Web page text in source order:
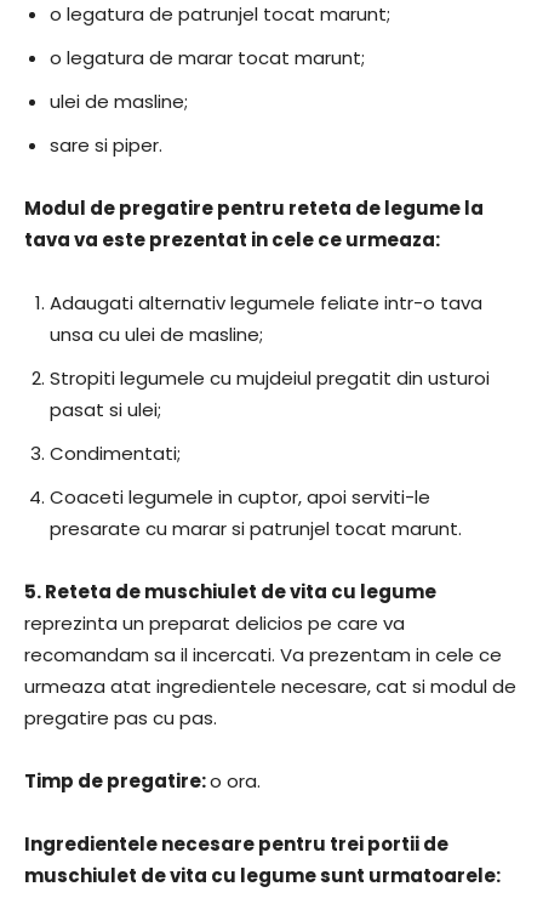
o legatura de patrunjel tocat marunt;
o legatura de marar tocat marunt;
ulei de masline;
sare si piper.
Modul de pregatire pentru reteta de legume la
tava va este prezentat in cele ce urmeaza:
Adaugati alternativ legumele feliate intr-o tava
unsa cu ulei de masline;
Stropiti legumele cu mujdeiul pregatit din usturoi
pasat si ulei;
Condimentati;
Coaceti legumele in cuptor, apoi serviti-le
presarate cu marar si patrunjel tocat marunt.
5.Reteta de muschiulet de vita cu legume
reprezinta un preparat delicios pe care va
recomandam sa il incercati. Va prezentam in cele ce
urmeaza atat ingredientele necesare, cat si modul de
pregatire pas cu pas.
Timp de pregatire:o ora.
Ingredientele necesare pentru trei portii de
muschiulet de vita cu legume sunt urmatoarele: